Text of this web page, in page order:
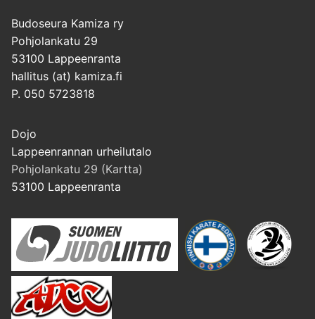
Budoseura Kamiza ry
Pohjolankatu 29
53100 Lappeenranta
hallitus (at) kamiza.fi
P. 050 5723818
Dojo
Lappeenrannan urheilutalo
Pohjolankatu 29 (Kartta)
53100 Lappeenranta